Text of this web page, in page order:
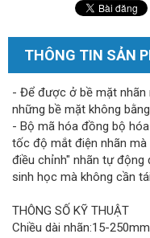
THÔNG TIN SẢN
- Để được ở bề mặt nhãn
những bề mặt không
- Bộ mã hóa đồng bộ
tốc độ mắt điện nhãn
điều chỉnh" nhãn tự
sinh học mà không cần
THÔNG SỐ KỸ THUẬT
Chiều dài nhãn:15-250mm